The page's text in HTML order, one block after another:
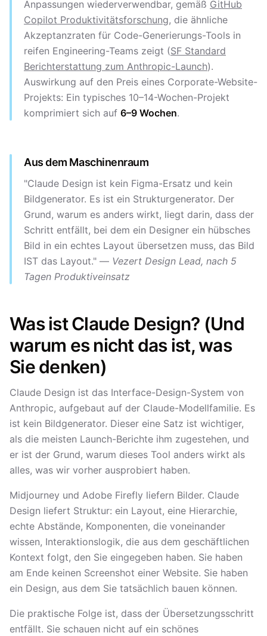
Anpassungen wiederverwendbar, gemäß GitHub
Copilot Produktivitätsforschung, die ähnliche
Akzeptanzraten für Code-Generierungs-Tools in
reifen Engineering-Teams zeigt (SF Standard
Berichterstattung zum Anthropic-Launch).
Auswirkung auf den Preis eines Corporate-Website-
Projekts: Ein typisches 10–14-Wochen-Projekt
komprimiert sich auf 6–9 Wochen.
Aus dem Maschinenraum
"Claude Design ist kein Figma-Ersatz und kein
Bildgenerator. Es ist ein Strukturgenerator. Der
Grund, warum es anders wirkt, liegt darin, dass der
Schritt entfällt, bei dem ein Designer ein hübsches
Bild in ein echtes Layout übersetzen muss, das Bild
IST das Layout." — Vezert Design Lead, nach 5
Tagen Produktiveinsatz
Was ist Claude Design? (Und
warum es nicht das ist, was
Sie denken)
Claude Design ist das Interface-Design-System von
Anthropic, aufgebaut auf der Claude-Modellfamilie. Es
ist kein Bildgenerator. Dieser eine Satz ist wichtiger,
als die meisten Launch-Berichte ihm zugestehen, und
er ist der Grund, warum dieses Tool anders wirkt als
alles, was wir vorher ausprobiert haben.
Midjourney und Adobe Firefly liefern Bilder. Claude
Design liefert Struktur: ein Layout, eine Hierarchie,
echte Abstände, Komponenten, die voneinander
wissen, Interaktionslogik, die aus dem geschäftlichen
Kontext folgt, den Sie eingegeben haben. Sie haben
am Ende keinen Screenshot einer Website. Sie haben
ein Design, aus dem Sie tatsächlich bauen können.
Die praktische Folge ist, dass der Übersetzungsschritt
entfällt. Sie schauen nicht auf ein schönes